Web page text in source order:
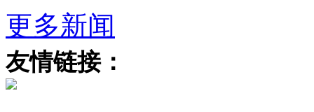
更多新闻
友情链接：